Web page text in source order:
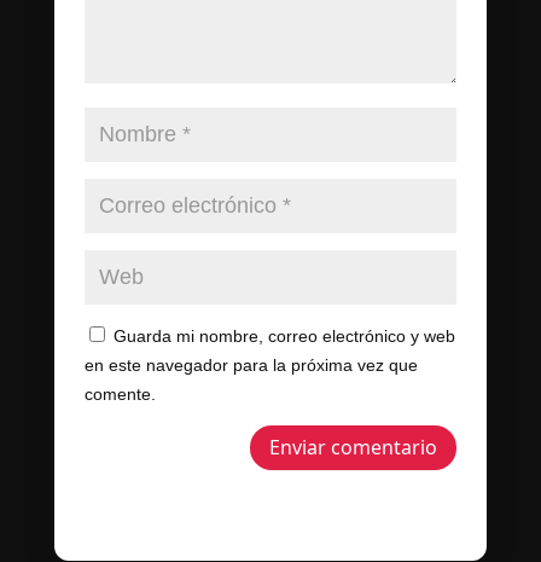
Guarda mi nombre, correo electrónico y web
en este navegador para la próxima vez que
comente.
Enviar comentario